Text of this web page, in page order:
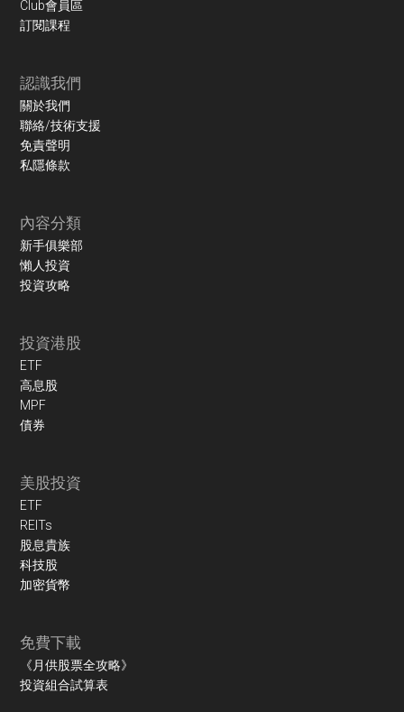
Club會員區
訂閱課程
認識我們
關於我們
聯絡/技術支援
免責聲明
私隱條款
內容分類
新手俱樂部
懶人投資
投資攻略
投資港股
ETF
高息股
MPF
債券
美股投資
ETF
REITs
股息貴族
科技股
加密貨幣
免費下載
《月供股票全攻略》
投資組合試算表